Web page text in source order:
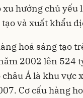
hướng chủ yếu
và xuất khẩu
hoá sáng tạo
2002 lên 524
Á là khu vực
Cơ cấu hàng